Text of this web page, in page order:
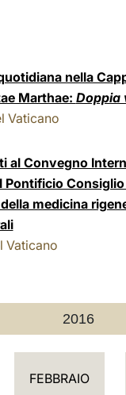
nella
Marthae: Doppia
Vaticano
al Convegno
Pontificio
medicina
Vaticano
2016
FEBBRAIO